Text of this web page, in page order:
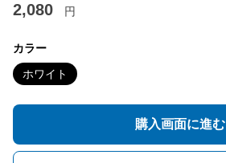
2,080 円
カラー
ホワイト
購入画面に進む